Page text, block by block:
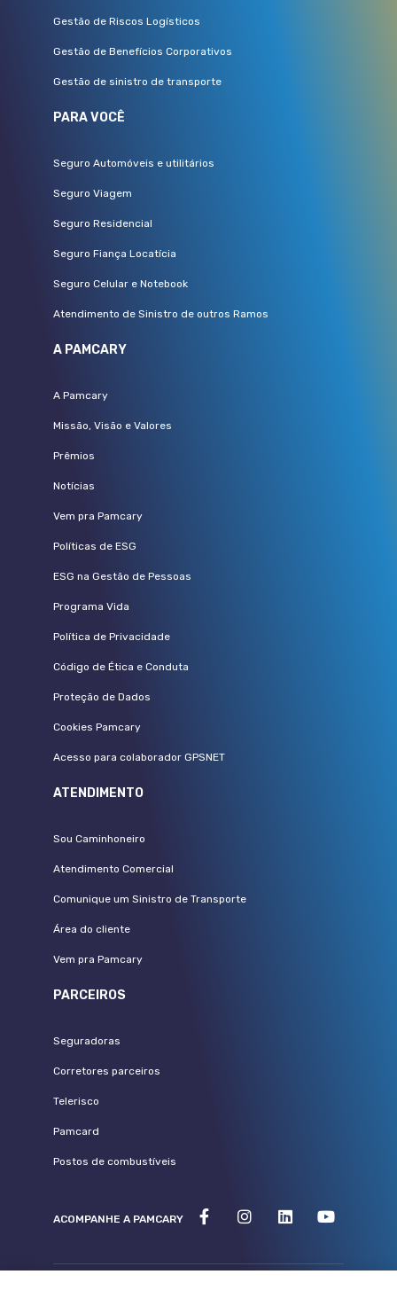
Gestão de Riscos Logísticos
Gestão de Benefícios Corporativos
Gestão de sinistro de transporte
PARA VOCÊ
Seguro Automóveis e utilitários
Seguro Viagem
Seguro Residencial
Seguro Fiança Locatícia
Seguro Celular e Notebook
Atendimento de Sinistro de outros Ramos
A PAMCARY
A Pamcary
Missão, Visão e Valores
Prêmios
Notícias
Vem pra Pamcary
Políticas de ESG
ESG na Gestão de Pessoas
Programa Vida
Política de Privacidade
Código de Ética e Conduta
Proteção de Dados
Cookies Pamcary
Acesso para colaborador GPSNET
ATENDIMENTO
Sou Caminhoneiro
Atendimento Comercial
Comunique um Sinistro de Transporte
Área do cliente
Vem pra Pamcary
PARCEIROS
Seguradoras
Corretores parceiros
Telerisco
Pamcard
Postos de combustíveis
ACOMPANHE A PAMCARY